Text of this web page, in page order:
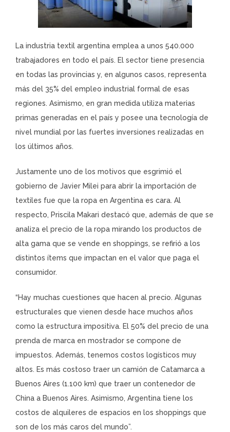
La industria textil argentina emplea a unos 540.000
trabajadores en todo el país. El sector tiene presencia
en todas las provincias y, en algunos casos, representa
más del 35% del empleo industrial formal de esas
regiones. Asimismo, en gran medida utiliza materias
primas generadas en el país y posee una tecnología de
nivel mundial por las fuertes inversiones realizadas en
los últimos años.
Justamente uno de los motivos que esgrimió el
gobierno de Javier Milei para abrir la importación de
textiles fue que la ropa en Argentina es cara. Al
respecto, Priscila Makari destacó que, además de que se
analiza el precio de la ropa mirando los productos de
alta gama que se vende en shoppings, se refirió a los
distintos ítems que impactan en el valor que paga el
consumidor.
“Hay muchas cuestiones que hacen al precio. Algunas
estructurales que vienen desde hace muchos años
como la estructura impositiva. El 50% del precio de una
prenda de marca en mostrador se compone de
impuestos. Además, tenemos costos logísticos muy
altos. Es más costoso traer un camión de Catamarca a
Buenos Aires (1.100 km) que traer un contenedor de
China a Buenos Aires. Asimismo, Argentina tiene los
costos de alquileres de espacios en los shoppings que
son de los más caros del mundo”.